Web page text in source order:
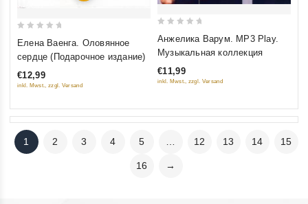
5
Елена Ваенга. Оловянное
сердце (Подарочное издание)
€12,99
inkl. Mwst., zzgl. Versand
5
Анжелика Варум. MP3 Play.
Музыкальная коллекция
€11,99
inkl. Mwst., zzgl. Versand
1 2 3 4 5 12 13 14 15
16 →